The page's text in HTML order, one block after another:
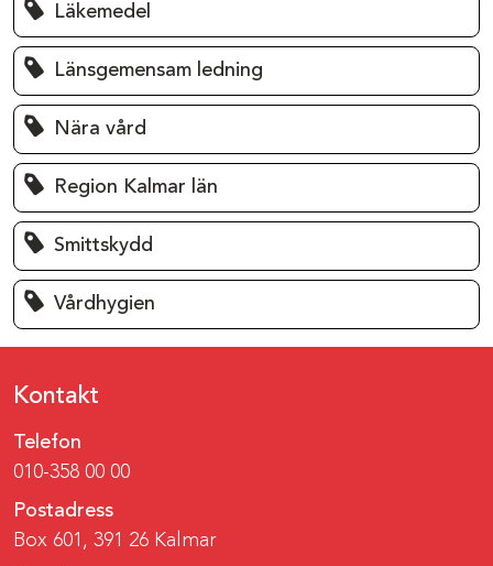
Läkemedel
Länsgemensam ledning
Nära vård
Region Kalmar län
Smittskydd
Vårdhygien
Kontakt
Telefon
010-358 00 00
Postadress
Box 601, 391 26 Kalmar